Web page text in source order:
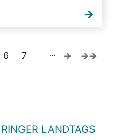
6 7 …
LANDTAGS